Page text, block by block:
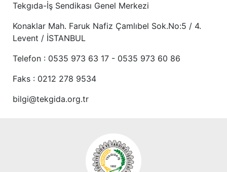
Tekgıda-İş Sendikası Genel Merkezi
Konaklar Mah. Faruk Nafiz Çamlıbel Sok.No:5 / 4.
Levent / İSTANBUL
Telefon : 0535 973 63 17 - 0535 973 60 86
Faks : 0212 278 9534
bilgi@tekgida.org.tr